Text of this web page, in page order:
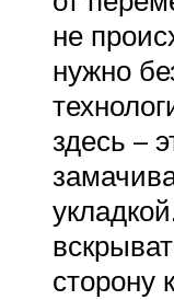
не
нужно
здесь –
сторону